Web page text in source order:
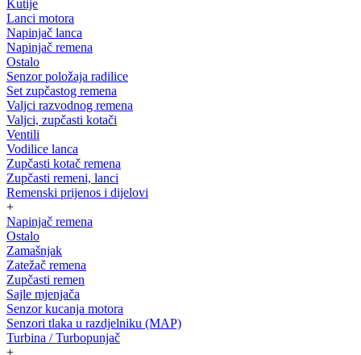
Kutije
Lanci motora
Napinjač lanca
Napinjač remena
Ostalo
Senzor položaja radilice
Set zupčastog remena
Valjci razvodnog remena
Valjci, zupčasti kotači
Ventili
Vodilice lanca
Zupčasti kotač remena
Zupčasti remeni, lanci
Remenski prijenos i dijelovi
+
Napinjač remena
Ostalo
Zamašnjak
Zatežač remena
Zupčasti remen
Sajle mjenjača
Senzor kucanja motora
Senzori tlaka u razdjelniku (MAP)
Turbina / Turbopunjač
+